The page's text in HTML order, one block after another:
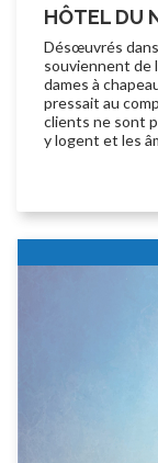
HÔTEL DU
Désœuvrés
souviennent de
dames à
pressait au
clients ne sont
y logent et les